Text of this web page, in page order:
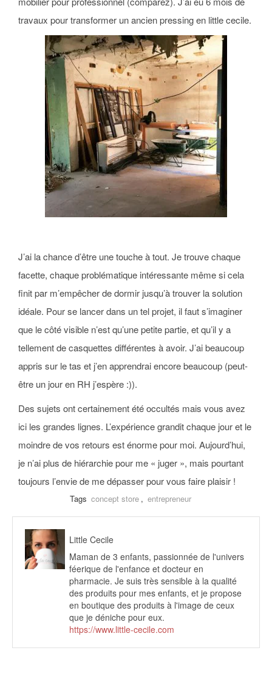
travaux pour transformer un ancien pressing en little cecile.
J’ai la chance d’être une touche à tout. Je trouve chaque
facette, chaque problématique intéressante même si cela
finit par m’empêcher de dormir jusqu’à trouver la solution
idéale. Pour se lancer dans un tel projet, il faut s’imaginer
que le côté visible n’est qu’une petite partie, et qu’il y a
tellement de casquettes différentes à avoir. J’ai beaucoup
appris sur le tas et j’en apprendrai encore beaucoup (peut-
être un jour en RH j’espère :)).
Des sujets ont certainement été occultés mais vous avez
ici les grandes lignes. L’expérience grandit chaque jour et le
moindre de vos retours est énorme pour moi. Aujourd’hui,
je n’ai plus de hiérarchie pour me « juger », mais pourtant
toujours l’envie de me dépasser pour vous faire plaisir !
Tags concept store , entrepreneur
Little Cecile
Maman de 3 enfants, passionnée de l'univers
féerique de l'enfance et docteur en
pharmacie. Je suis très sensible à la qualité
des produits pour mes enfants, et je propose
en boutique des produits à l'image de ceux
que je déniche pour eux.
https://www.little-cecile.com